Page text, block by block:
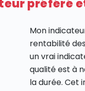
préféré
Mon
rentabilité
un vrai
qualité est à
la durée. Cet